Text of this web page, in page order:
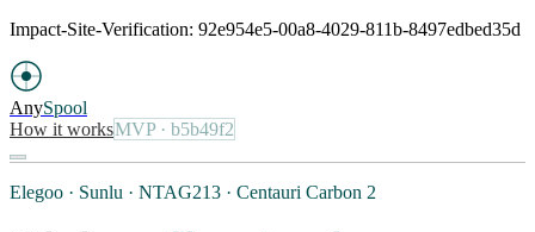
Impact-Site-Verification: 92e954e5-00a8-4029-811b-8497edbed35d
AnySpool
How it worksMVP· b5b49f2
Elegoo · Sunlu · NTAG213 · Centauri Carbon 2